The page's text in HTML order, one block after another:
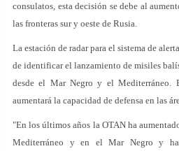
consulatos, esta decisión se debe al
las fronteras sur y oeste de Rusia.
La estación de radar para el sistema de
de identificar el lanzamiento de misiles
desde el Mar Negro y el Mediterráneo.
aumentará la capacidad de defensa en las
"En los últimos años la OTAN ha
Mediterráneo y en el Mar Negro y ha